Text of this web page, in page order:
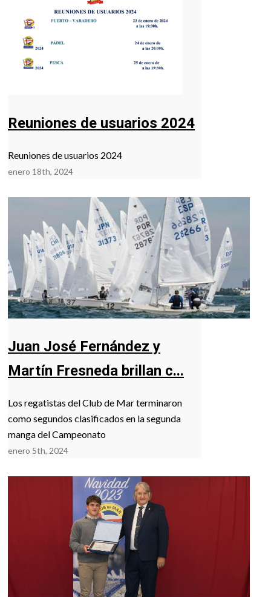
Reuniones de usuarios 2024
Reuniones de usuarios 2024
enero 18th, 2024
Juan José Fernández y
Martín Fresneda brillan c...
Los regatistas del Club de Mar terminaron
como segundos clasificados en la segunda
manga del Campeonato
enero 5th, 2024